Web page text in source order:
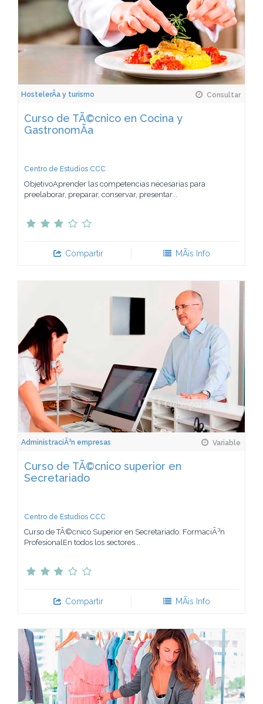
HostelerÃ­a y turismo Consultar
Curso de TÃ©cnico en Cocina y
GastronomÃ­a
Centro de Estudios CCC
ObjetivoAprender las competencias necesarias para
preelaborar, preparar, conservar, presentar...
Compartir MÃ¡s Info
AdministraciÃ³n empresas Variable
Curso de TÃ©cnico superior en
Secretariado
Centro de Estudios CCC
Curso de TÃ©cnico Superior en Secretariado. FormaciÃ³n
ProfesionalEn todos los sectores...
Compartir MÃ¡s Info